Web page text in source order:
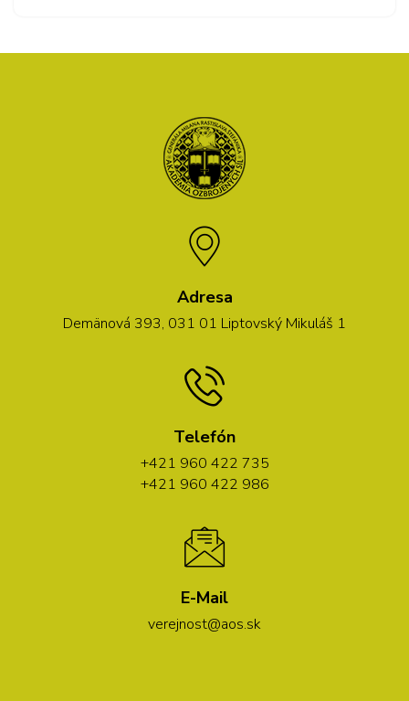
Adresa
Demänová 393, 031 01 Liptovský Mikuláš 1
Telefón
+421 960 422 735
+421 960 422 986
E-Mail
verejnost@aos.sk